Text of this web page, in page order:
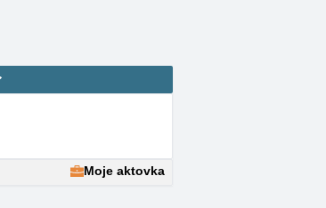
Moje aktovka